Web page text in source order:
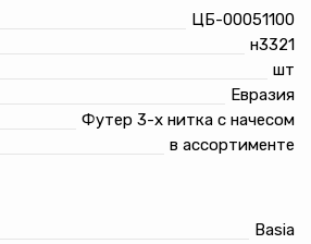
ЦБ-00051100
н3321
шт
Евразия
Футер 3-х нитка с начесом
в ассортименте
Basia